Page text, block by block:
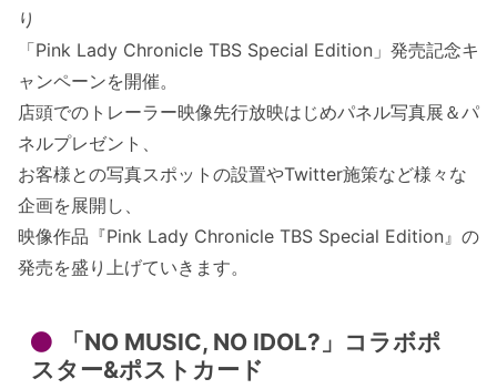
り
「Pink Lady Chronicle TBS Special Edition」発売記念キ
ャンペーンを開催。
店頭でのトレーラー映像先行放映はじめパネル写真展＆パ
ネルプレゼント、
お客様との写真スポットの設置やTwitter施策など様々な
企画を展開し、
映像作品『Pink Lady Chronicle TBS Special Edition』の
発売を盛り上げていきます。
「NO MUSIC, NO IDOL?」コラボポ
スター&ポストカード